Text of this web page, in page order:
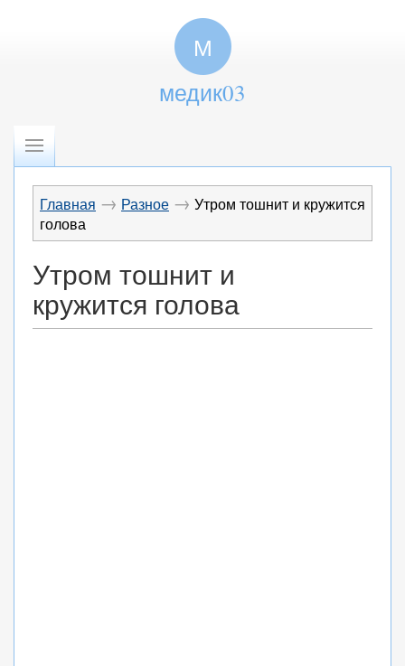
М
медик03
Главная → Разное → Утром тошнит и кружится
голова
Утром тошнит и
кружится голова